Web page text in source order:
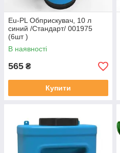
Eu-PL Обприскувач, 10 л
синий /Стандарт/ 001975
(6шт )
В наявності
565 ₴
Купити